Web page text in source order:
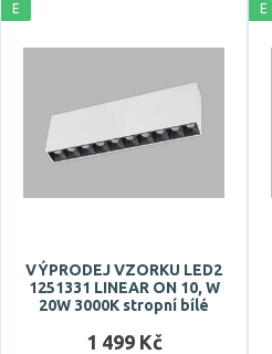
E
VÝPRODEJ VZORKU LED2
1251331 LINEAR ON 10, W
20W 3000K stropní bílé
1 499 Kč
E